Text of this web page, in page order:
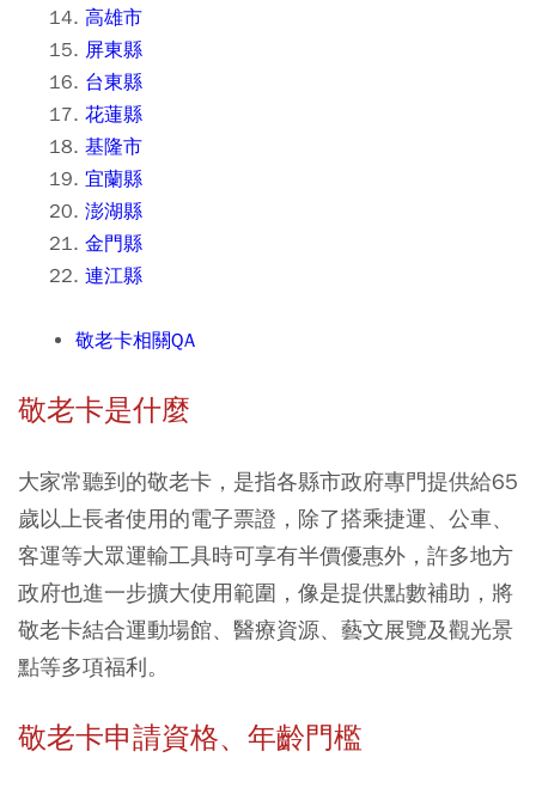
高雄市
屏東縣
台東縣
花蓮縣
基隆市
宜蘭縣
澎湖縣
金門縣
連江縣
敬老卡相關QA
敬老卡是什麼
大家常聽到的敬老卡，是指各縣市政府專門提供給65
歲以上長者使用的電子票證，除了搭乘捷運、公車、
客運等大眾運輸工具時可享有半價優惠外，許多地方
政府也進一步擴大使用範圍，像是提供點數補助，將
敬老卡結合運動場館、醫療資源、藝文展覽及觀光景
點等多項福利。
敬老卡申請資格、年齡門檻